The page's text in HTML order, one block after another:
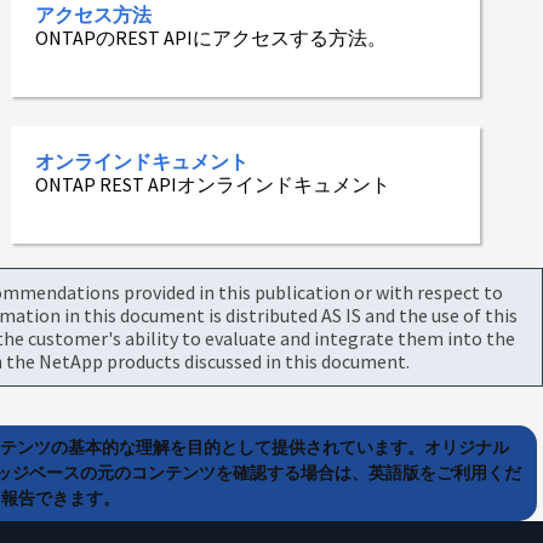
アクセス方法
ONTAPのREST APIにアクセスする方法。
オンラインドキュメント
ONTAP REST APIオンラインドキュメント
provided in this publication or with respect to
in this document is distributed AS IS and the use of this
customer's ability to evaluate and integrate them into the
NetApp products discussed in this document.
ンツの基本的な理解を目的として提供されています。オリジナル
ベースの元のコンテンツを確認する場合は、英語版をご利用くだ
告できます。